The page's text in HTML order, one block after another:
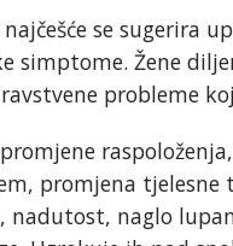
se sugerira
simptome. Žene
probleme
promjena tjelesne
nadutost, naglo